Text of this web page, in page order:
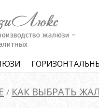
/ КАК ВЫБРАТЬ